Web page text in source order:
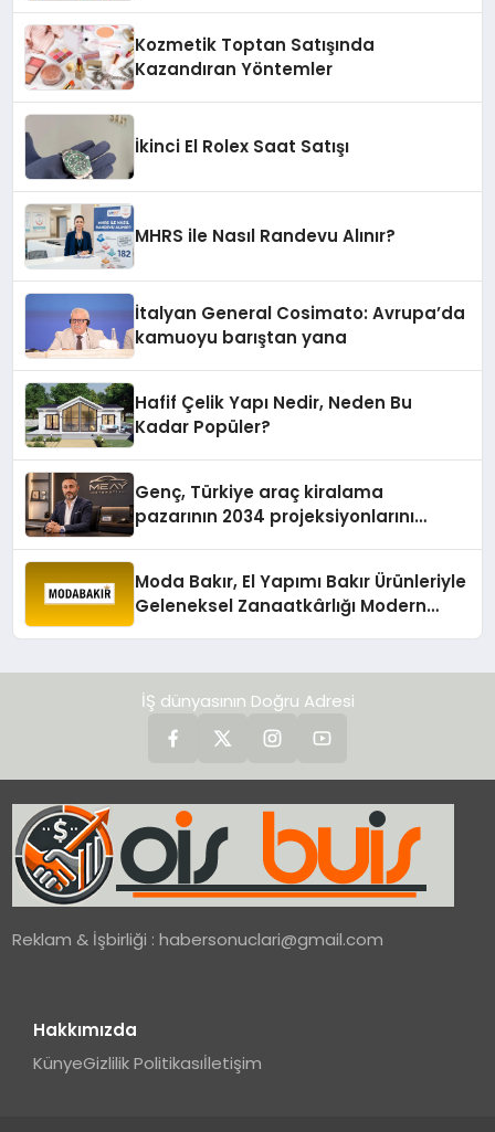
Kozmetik Toptan Satışında
Kazandıran Yöntemler
İkinci El Rolex Saat Satışı
MHRS ile Nasıl Randevu Alınır?
İtalyan General Cosimato: Avrupa’da
kamuoyu barıştan yana
Hafif Çelik Yapı Nedir, Neden Bu
Kadar Popüler?
Genç, Türkiye araç kiralama
pazarının 2034 projeksiyonlarını
Moda Bakır, El Yapımı Bakır Ürünleriyle
Geleneksel Zanaatkârlığı Modern
İŞ dünyasının Doğru Adresi
Reklam & İşbirliği :habersonuclari@gmail.com
Hakkımızda
KünyeGizlilik Politikasıİletişim